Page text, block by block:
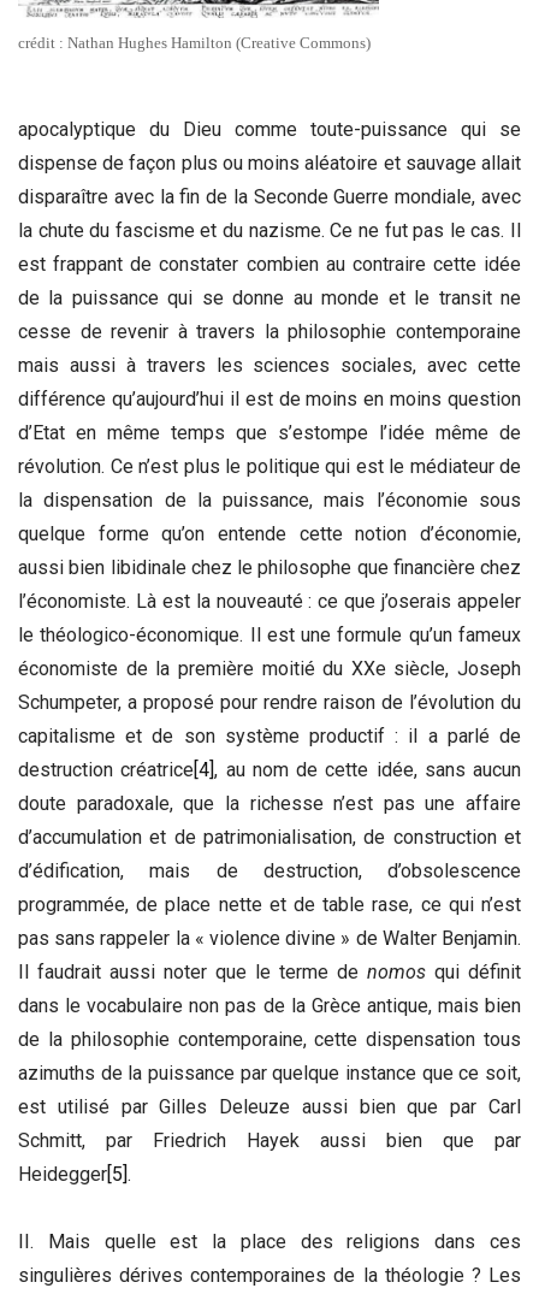
crédit : Nathan Hughes Hamilton (Creative Commons)
apocalyptique du Dieu comme toute-puissance qui se
dispense de façon plus ou moins aléatoire et sauvage allait
disparaître avec la fin de la Seconde Guerre mondiale, avec
la chute du fascisme et du nazisme. Ce ne fut pas le cas. Il
est frappant de constater combien au contraire cette idée
de la puissance qui se donne au monde et le transit ne
cesse de revenir à travers la philosophie contemporaine
mais aussi à travers les sciences sociales, avec cette
différence qu’aujourd’hui il est de moins en moins question
d’Etat en même temps que s’estompe l’idée même de
révolution. Ce n’est plus le politique qui est le médiateur de
la dispensation de la puissance, mais l’économie sous
quelque forme qu’on entende cette notion d’économie,
aussi bien libidinale chez le philosophe que financière chez
l’économiste. Là est la nouveauté : ce que j’oserais appeler
le théologico-économique. Il est une formule qu’un fameux
économiste de la première moitié du XXe siècle, Joseph
Schumpeter, a proposé pour rendre raison de l’évolution du
capitalisme et de son système productif : il a parlé de
destruction créatrice [4], au nom de cette idée, sans aucun
doute paradoxale, que la richesse n’est pas une affaire
d’accumulation et de patrimonialisation, de construction et
d’édification, mais de destruction, d’obsolescence
programmée, de place nette et de table rase, ce qui n’est
pas sans rappeler la « violence divine » de Walter Benjamin.
Il faudrait aussi noter que le terme de nomos qui définit
dans le vocabulaire non pas de la Grèce antique, mais bien
de la philosophie contemporaine, cette dispensation tous
azimuths de la puissance par quelque instance que ce soit,
est utilisé par Gilles Deleuze aussi bien que par Carl
Schmitt, par Friedrich Hayek aussi bien que par
Heidegger [5] .
II. Mais quelle est la place des religions dans ces
singulières dérives contemporaines de la théologie ? Les